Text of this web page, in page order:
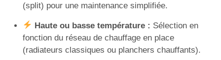
(split) pour une maintenance simplifiée.
Haute ou basse température : Sélection en
fonction du réseau de chauffage en place
(radiateurs classiques ou planchers chauffants).